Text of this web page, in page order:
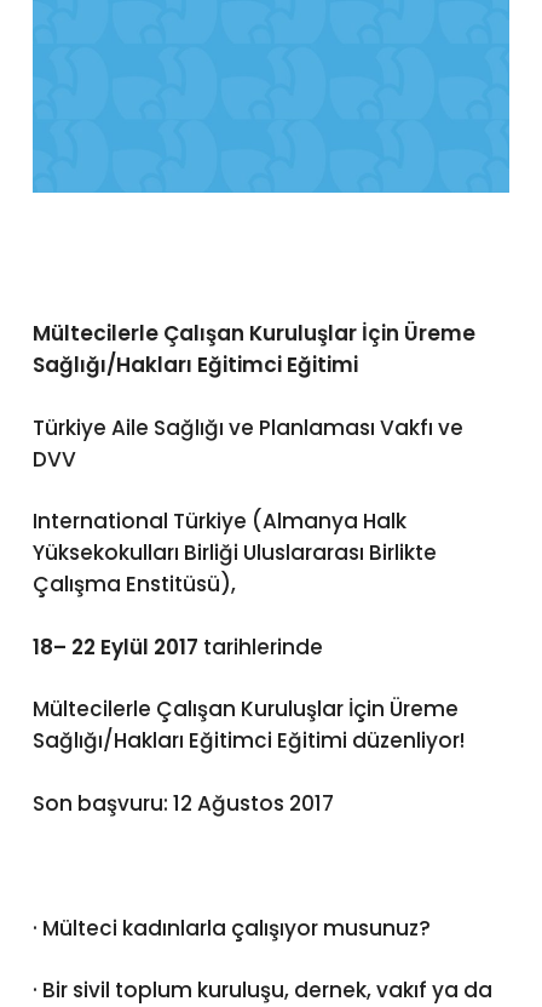
Mültecilerle Çalışan Kuruluşlar İçin Üreme
Sağlığı/Hakları Eğitimci Eğitimi
Türkiye Aile Sağlığı ve Planlaması Vakfı ve
DVV
International Türkiye (Almanya Halk
Yüksekokulları Birliği Uluslararası Birlikte
Çalışma Enstitüsü),
18– 22 Eylül 2017 tarihlerinde
Mültecilerle Çalışan Kuruluşlar İçin Üreme
Sağlığı/Hakları Eğitimci Eğitimi düzenliyor!
Son başvuru: 12 Ağustos 2017
· Mülteci kadınlarla çalışıyor musunuz?
· Bir sivil toplum kuruluşu, dernek, vakıf ya da